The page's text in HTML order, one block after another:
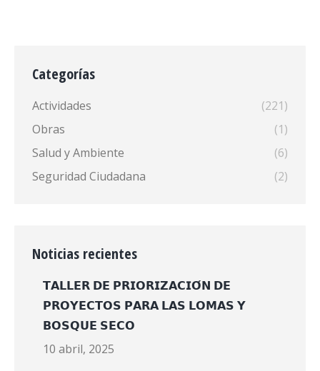
Categorías
Actividades
(221)
Obras
(1)
Salud y Ambiente
(6)
Seguridad Ciudadana
(2)
Noticias recientes
𝗧𝗔𝗟𝗟𝗘𝗥 𝗗𝗘 𝗣𝗥𝗜𝗢𝗥𝗜𝗭𝗔𝗖𝗜𝗢́𝗡 𝗗𝗘
𝗣𝗥𝗢𝗬𝗘𝗖𝗧𝗢𝗦 𝗣𝗔𝗥𝗔 𝗟𝗔𝗦 𝗟𝗢𝗠𝗔𝗦 𝗬
𝗕𝗢𝗦𝗤𝗨𝗘 𝗦𝗘𝗖𝗢
10 abril, 2025